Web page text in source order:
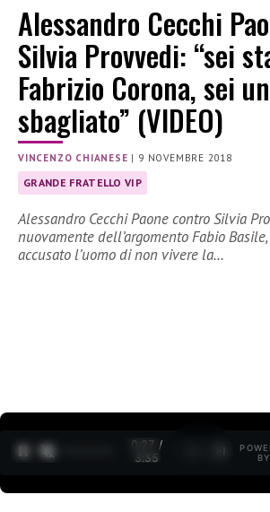
Alessandro Cecchi
Silvia Provvedi: “sei
Fabrizio Corona, sei
sbagliato” (VIDEO)
VINCENZO CHIANESE | 9 NOVEMBRE 2018
GRANDE FRATELLO VIP
Alessandro Cecchi Paone contro Silvia
nuovamente dell’argomento Fabio
accusato l’uomo di non vivere la…
0:27 /
3:35
BY